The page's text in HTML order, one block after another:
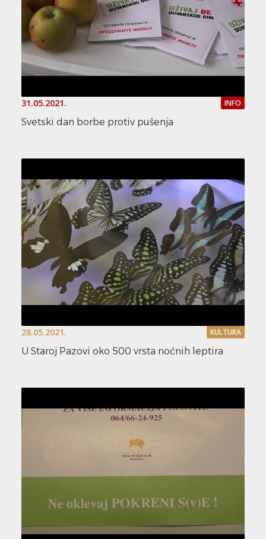
31.05.2021. INFO
Svetski dan borbe protiv pušenja
28.05.2021. KULTURA
U Staroj Pazovi oko 500 vrsta noćnih leptira